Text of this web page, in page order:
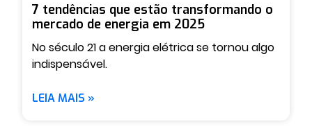
7 tendências que estão transformando o
mercado de energia em 2025
No século 21 a energia elétrica se tornou algo
indispensável.
LEIA MAIS »